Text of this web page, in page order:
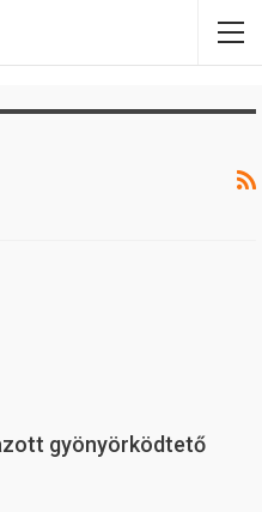
gyönyörködtető